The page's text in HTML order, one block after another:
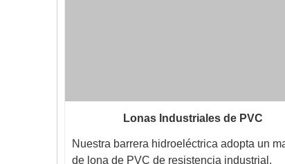
Lonas Industriales de PVC
Nuestra barrera hidroeléctrica adopta un
de lona de PVC de resistencia industrial,